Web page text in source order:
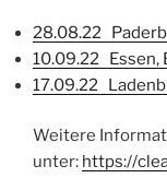
28.08.22
10.09.22 Essen,
17.09.22
Weitere
unter: https://